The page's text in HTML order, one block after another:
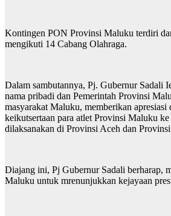
Kontingen PON Provinsi Maluku terdiri
mengikuti 14 Cabang Olahraga.
Dalam sambutannya, Pj. Gubernur Sadali
nama pribadi dan Pemerintah Provinsi
masyarakat Maluku, memberikan apresiasi
keikutsertaan para atlet Provinsi Maluku
dilaksanakan di Provinsi Aceh dan
Diajang ini, Pj Gubernur Sadali berharap,
Maluku untuk mrenunjukkan kejayaan